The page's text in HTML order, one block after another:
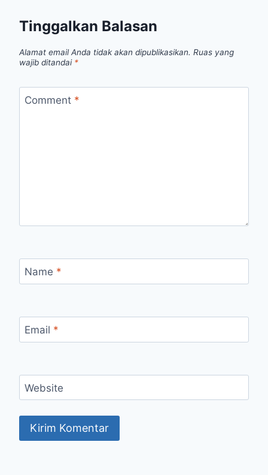
Tinggalkan Balasan
Alamat email Anda tidak akan dipublikasikan. Ruas yang
wajib ditandai *
Comment *
Name *
Email *
Website